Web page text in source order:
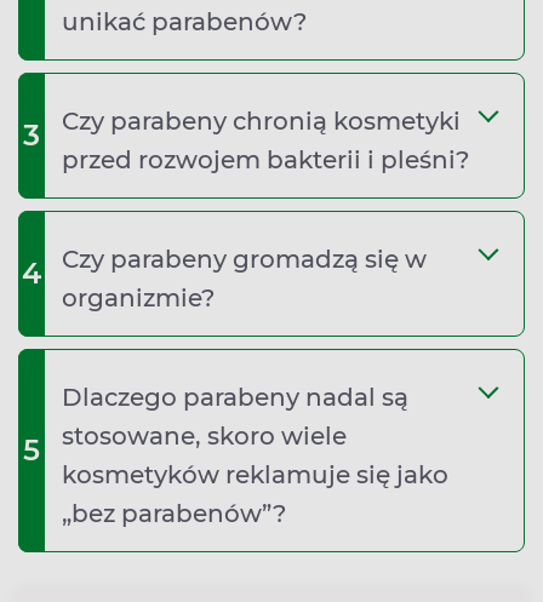
unikać parabenów?
3
Czy parabeny chronią kosmetyki
przed rozwojem bakterii i pleśni?
4
Czy parabeny gromadzą się w
organizmie?
5
Dlaczego parabeny nadal są
stosowane, skoro wiele
kosmetyków reklamuje się jako
„bez parabenów”?